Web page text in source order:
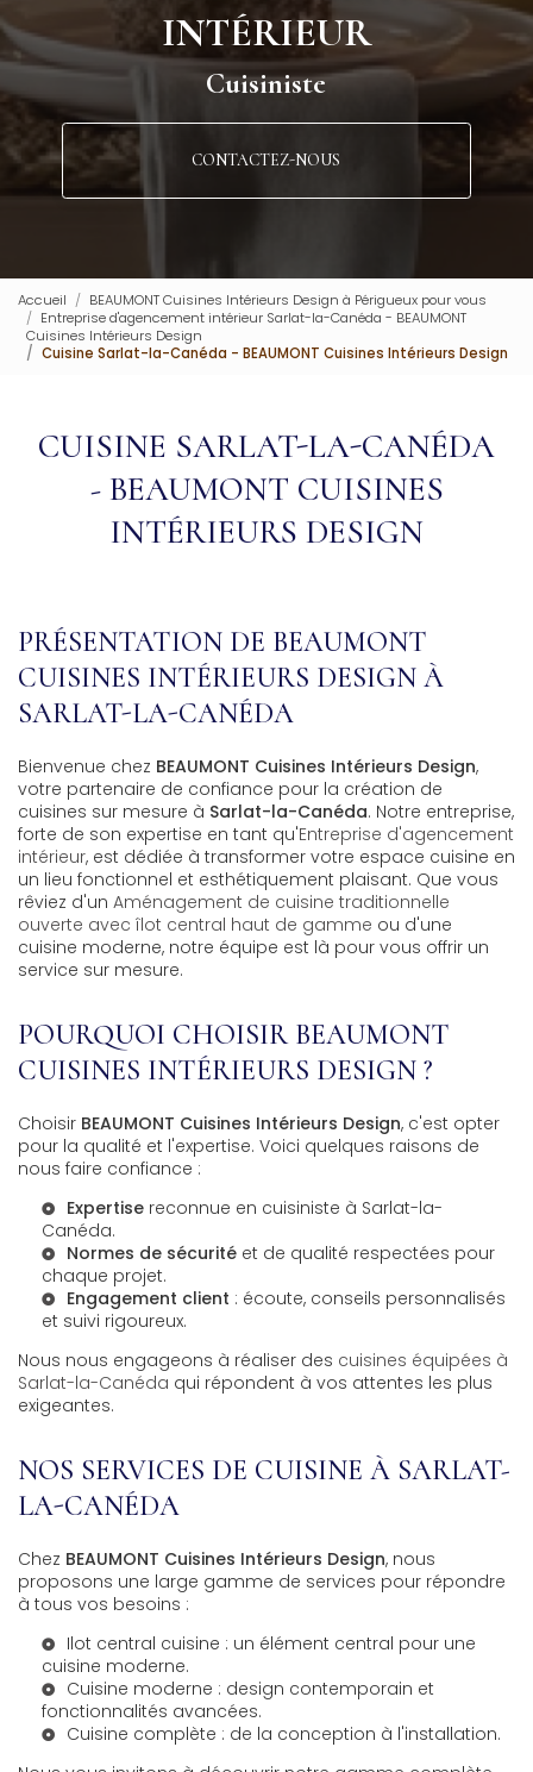
INTÉRIEUR
Cuisiniste
CONTACTEZ-NOUS
Accueil
BEAUMONT Cuisines Intérieurs Design à Périgueux pour vous
Entreprise d'agencement intérieur Sarlat-la-Canéda - BEAUMONT
Cuisines Intérieurs Design
Cuisine Sarlat-la-Canéda - BEAUMONT Cuisines Intérieurs Design
CUISINE SARLAT-LA-CANÉDA
- BEAUMONT CUISINES
INTÉRIEURS DESIGN
PRÉSENTATION DE BEAUMONT
CUISINES INTÉRIEURS DESIGN À
SARLAT-LA-CANÉDA
Bienvenue chez BEAUMONT Cuisines Intérieurs Design,
votre partenaire de confiance pour la création de
cuisines sur mesure à Sarlat-la-Canéda. Notre entreprise,
forte de son expertise en tant qu'Entreprise d'agencement
intérieur, est dédiée à transformer votre espace cuisine en
un lieu fonctionnel et esthétiquement plaisant. Que vous
rêviez d'un Aménagement de cuisine traditionnelle
ouverte avec îlot central haut de gamme ou d'une
cuisine moderne, notre équipe est là pour vous offrir un
service sur mesure.
POURQUOI CHOISIR BEAUMONT
CUISINES INTÉRIEURS DESIGN ?
Choisir BEAUMONT Cuisines Intérieurs Design, c'est opter
pour la qualité et l'expertise. Voici quelques raisons de
nous faire confiance :
Expertise reconnue en cuisiniste à Sarlat-la-
Canéda.
Normes de sécurité et de qualité respectées pour
chaque projet.
Engagement client : écoute, conseils personnalisés
et suivi rigoureux.
Nous nous engageons à réaliser des cuisines équipées à
Sarlat-la-Canéda qui répondent à vos attentes les plus
exigeantes.
NOS SERVICES DE CUISINE À SARLAT-
LA-CANÉDA
Chez BEAUMONT Cuisines Intérieurs Design, nous
proposons une large gamme de services pour répondre
à tous vos besoins :
Ilot central cuisine : un élément central pour une
cuisine moderne.
Cuisine moderne : design contemporain et
fonctionnalités avancées.
Cuisine complète : de la conception à l'installation.